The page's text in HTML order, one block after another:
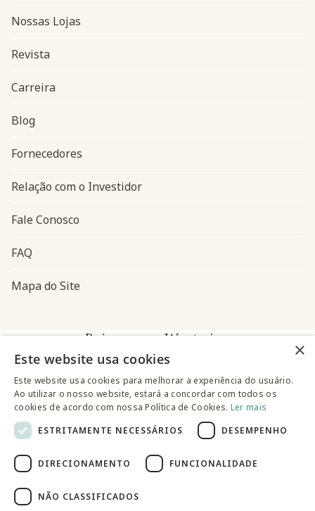
Navegação do rodapé
Nossas Lojas
Revista
Carreira
Blog
Fornecedores
Relação com o Investidor
Fale Conosco
FAQ
Mapa do Site
Baixe o app Westwing
@westwingbr
Somos uma empresa certificada
×
Este website usa cookies
Este website usa cookies para melhorar a experiência do usuário.
Ao utilizar o nosso website, estará a concordar com todos os
cookies de acordo com nossa Política de Cookies. Ler mais
ESTRITAMENTE NECESSÁRIOS
DESEMPENHO
DIRECIONAMENTO FUNCIONALIDADE
NÃO CLASSIFICADOS